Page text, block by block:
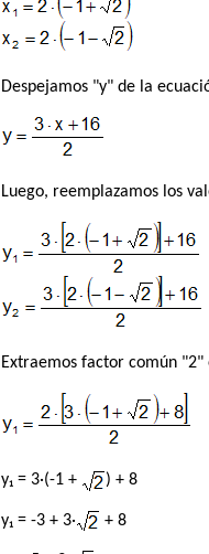
Despejamos "y" de la
Luego, reemplazamos los
Extraemos factor común "2"
y₁ = 3·(-1 + ) + 8
y₁ = -3 + 3· + 8